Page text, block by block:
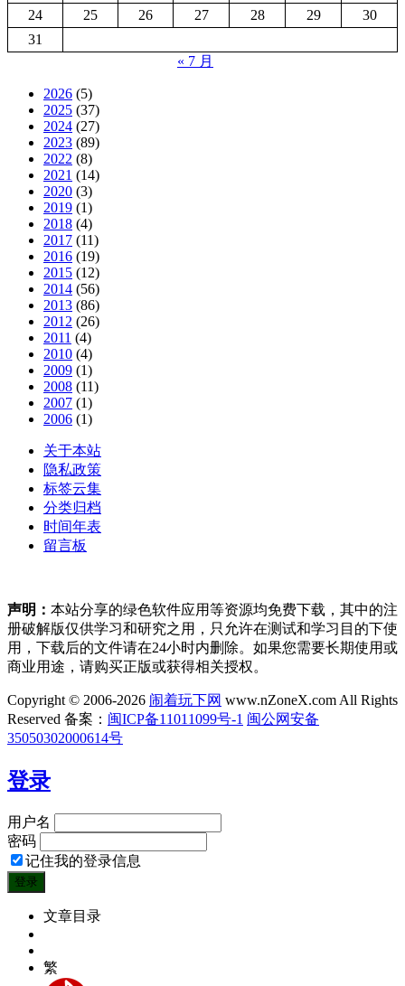
24
25 26 27 28 29
30
31
« 7 月
2026 (5)
2025 (37)
2024 (27)
2023 (89)
2022 (8)
2021 (14)
2020 (3)
2019 (1)
2018 (4)
2017 (11)
2016 (19)
2015 (12)
2014 (56)
2013 (86)
2012 (26)
2011 (4)
2010 (4)
2009 (1)
2008 (11)
2007 (1)
2006 (1)
关于本站
隐私政策
标签云集
分类归档
时间年表
留言板
声明： 本站分享的绿色软件应用等资源均免费下载，其中的注
册破解版仅供学习和研究之用，只允许在测试和学习目的下使
用，下载后的文件请在24小时内删除。如果您需要长期使用或
商业用途，请购买正版或获得相关授权。
Copyright © 2006-2026 闹着玩下网 www.nZoneX.com All Rights
Reserved 备案： 闽ICP备11011099号-1 闽公网安备
35050302000614号
登录
用户名
密码
记住我的登录信息
文章目录
繁